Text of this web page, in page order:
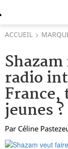
ACCUEIL
radio
France,
jeunes ?
Par Céline